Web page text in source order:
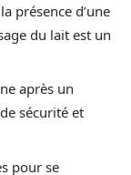
présence d’une
du lait est un
après un
sécurité et
pour se